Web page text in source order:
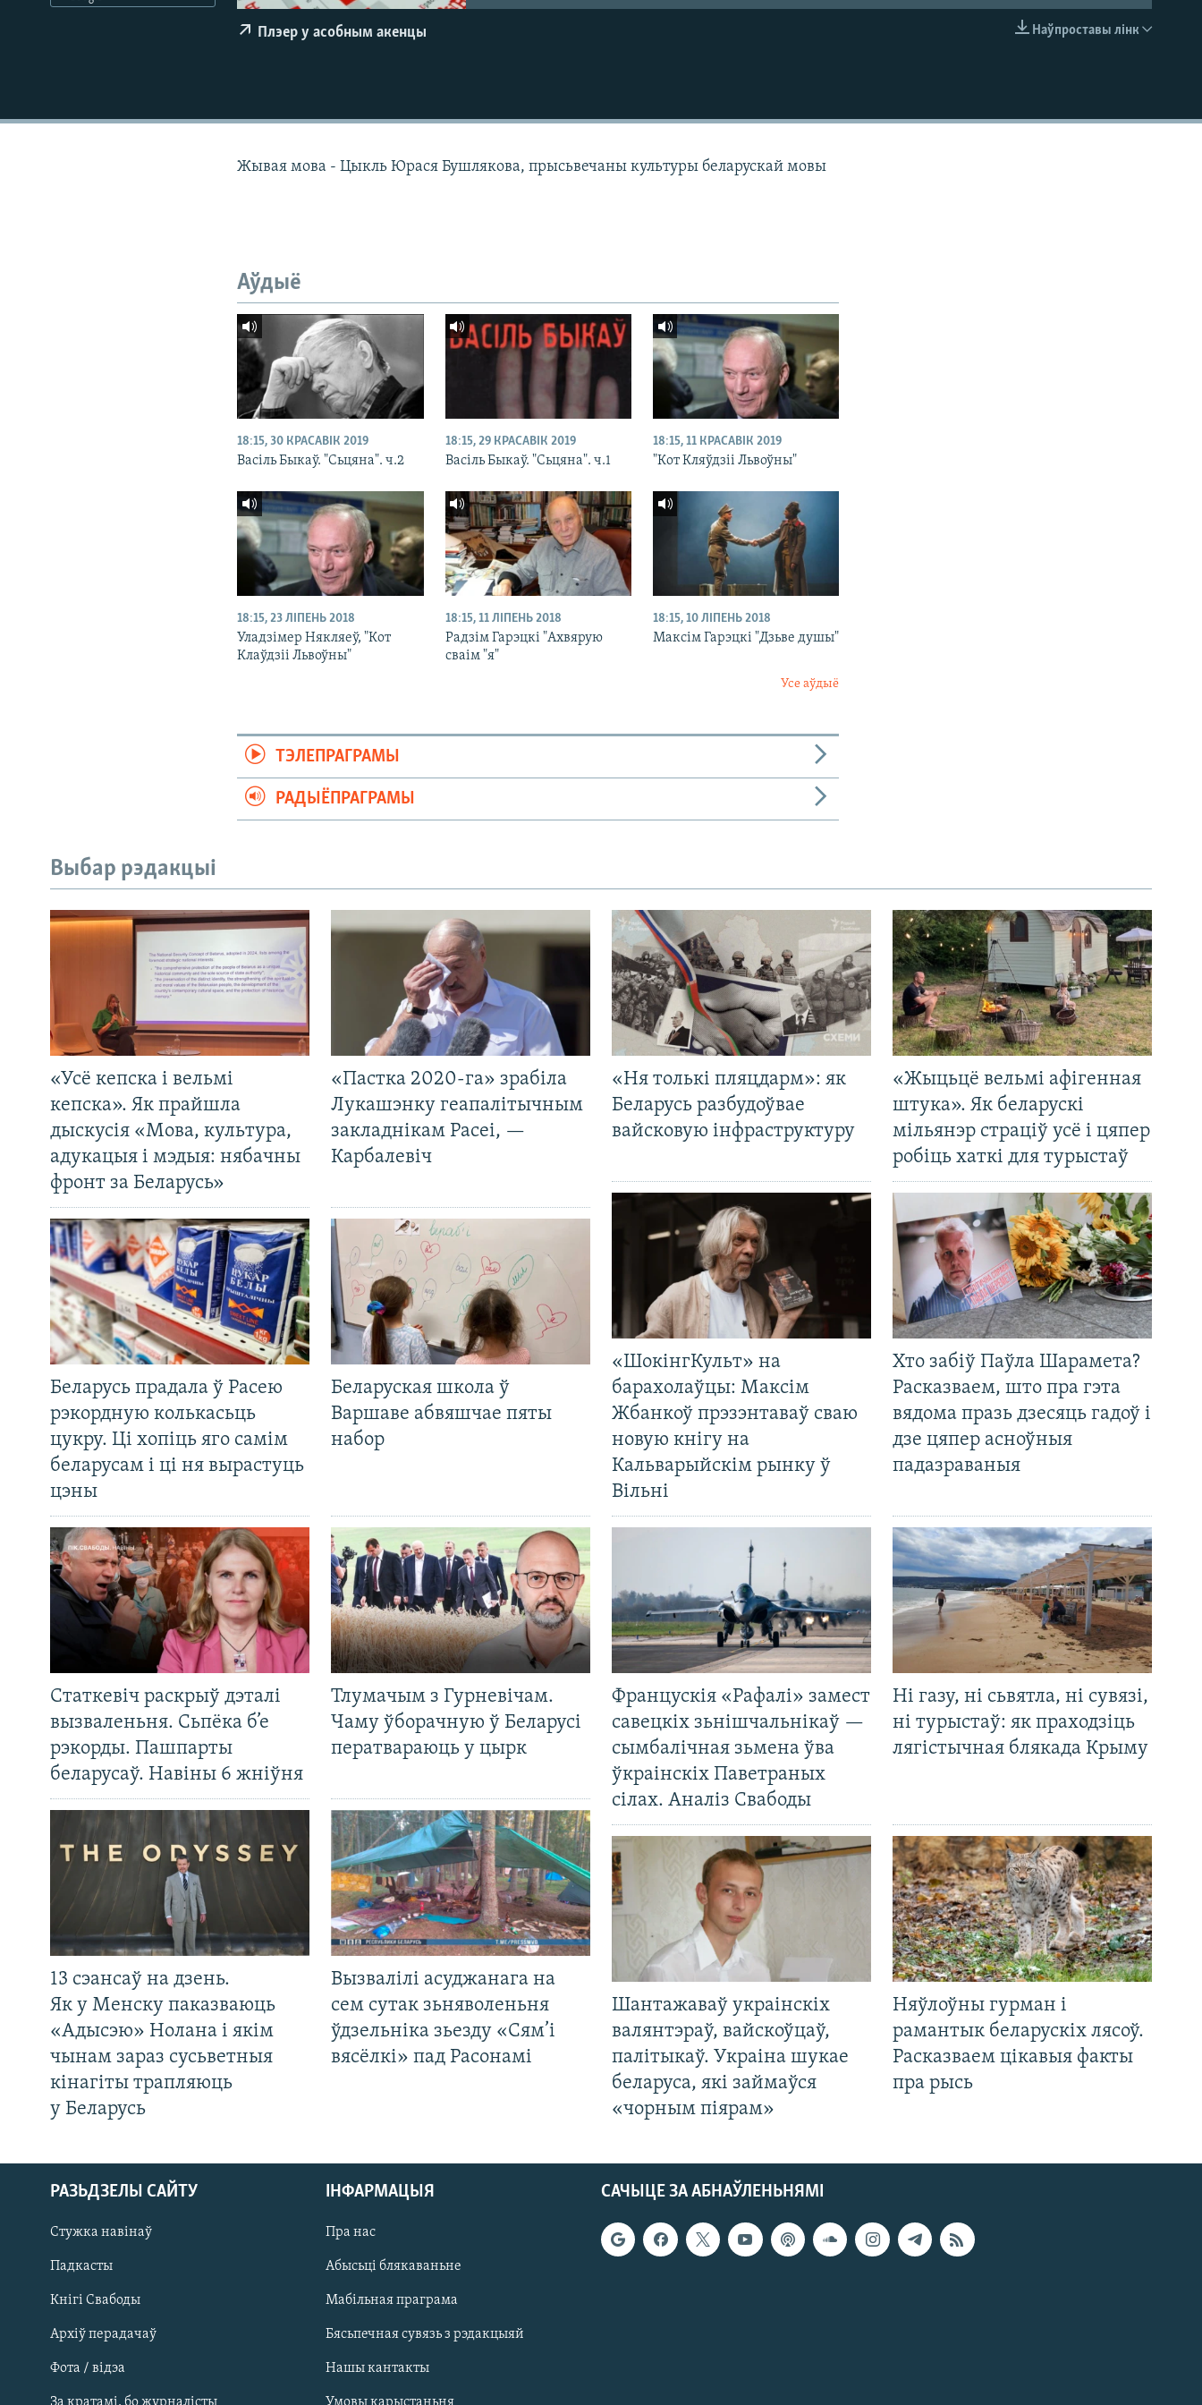
САЧЫЦЕ ЗА АБНАЎЛЕНЬНЯМІ
Наўпроставы лінк
Плэер у асобным акенцы
Жывая мова - Цыкль Юрася Бушлякова, прысьвечаны культуры беларускай мовы
Аўдыё
18:15, 30 КРАСАВІК 2019
Васіль Быкаў. "Сьцяна". ч.2
18:15, 29 КРАСАВІК 2019
Васіль Быкаў. "Сьцяна". ч.1
18:15, 11 КРАСАВІК 2019
"Кот Кляўдзіі Львоўны"
18:15, 23 ЛІПЕНЬ 2018
Уладзімер Някляеў, "Кот
Клаўдзіі Львоўны"
18:15, 11 ЛІПЕНЬ 2018
Радзім Гарэцкі "Ахвярую
сваім "я"
18:15, 10 ЛІПЕНЬ 2018
Максім Гарэцкі "Дзьве душы"
Усе аўдыё
ТЭЛЕПРАГРАМЫ
РАДЫЁПРАГРАМЫ
Выбар рэдакцыі
«Усё кепска і вельмі
кепска». Як прайшла
дыскусія «Мова, культура,
адукацыя і мэдыя: нябачны
фронт за Беларусь»
«Пастка 2020-га» зрабіла
Лукашэнку геапалітычным
закладнікам Расеі, —
Карбалевіч
Беларусь прадала ў Расею
рэкордную колькасьць
цукру. Ці хопіць яго самім
беларусам і ці ня вырастуць
цэны
Беларуская школа ў
Варшаве абвяшчае пяты
набор
Статкевіч раскрыў дэталі
вызваленьня. Сьпёка б’е
рэкорды. Пашпарты
беларусаў. Навіны 6 жніўня
Тлумачым з Гурневічам.
Чаму ўборачную ў Беларусі
ператвараюць у цырк
13 сэансаў на дзень.
Як у Менску паказваюць
«Адысэю» Нолана і якім
чынам зараз сусьветныя
кінагіты трапляюць
у Беларусь
Вызвалілі асуджанага на
сем сутак зьняволеньня
ўдзельніка зьезду «Сям’і
вясёлкі» пад Расонамі
«Ня толькі пляцдарм»: як
Беларусь разбудоўвае
вайсковую інфраструктуру
«Жыцьцё вельмі афігенная
штука». Як беларускі
мільянэр страціў усё і цяпер
робіць хаткі для турыстаў
«ШокінгКульт» на
барахолаўцы: Максім
Жбанкоў прэзэнтаваў сваю
новую кнігу на
Кальварыйскім рынку ў
Вільні
Хто забіў Паўла Шарамета?
Расказваем, што пра гэта
вядома празь дзесяць гадоў і
дзе цяпер асноўныя
падазраваныя
Францускія «Рафалі» замест
савецкіх зьнішчальнікаў —
сымбалічная зьмена ўва
ўкраінскіх Паветраных
сілах. Аналіз Свабоды
Ні газу, ні сьвятла, ні сувязі,
ні турыстаў: як праходзіць
лягістычная блякада Крыму
Шантажаваў украінскіх
валянтэраў, вайскоўцаў,
палітыкаў. Украіна шукае
беларуса, які займаўся
«чорным піярам»
Няўлоўны гурман і
рамантык беларускіх лясоў.
Расказваем цікавыя факты
пра рысь
САЧЫЦЕ ЗА АБНАЎЛЕНЬНЯМІ
РАЗЬДЗЕЛЫ САЙТУ
Стужка навінаў
Падкасты
Кнігі Свабоды
Архіў перадачаў
Фота / відэа
ІНФАРМАЦЫЯ
Пра нас
Абысьці блякаваньне
Мабільная праграма
Бясьпечная сувязь з рэдакцыяй
Нашы кантакты